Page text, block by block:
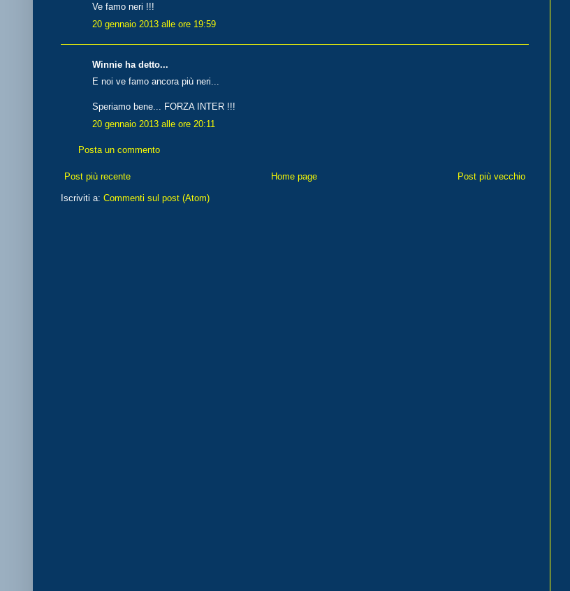
Ve famo neri !!!
20 gennaio 2013 alle ore 19:59
Winnie ha detto...
E noi ve famo ancora più neri...
Speriamo bene... FORZA INTER !!!
20 gennaio 2013 alle ore 20:11
Posta un commento
Post più recente Post più vecchio
Home page
Iscriviti a: Commenti sul post (Atom)